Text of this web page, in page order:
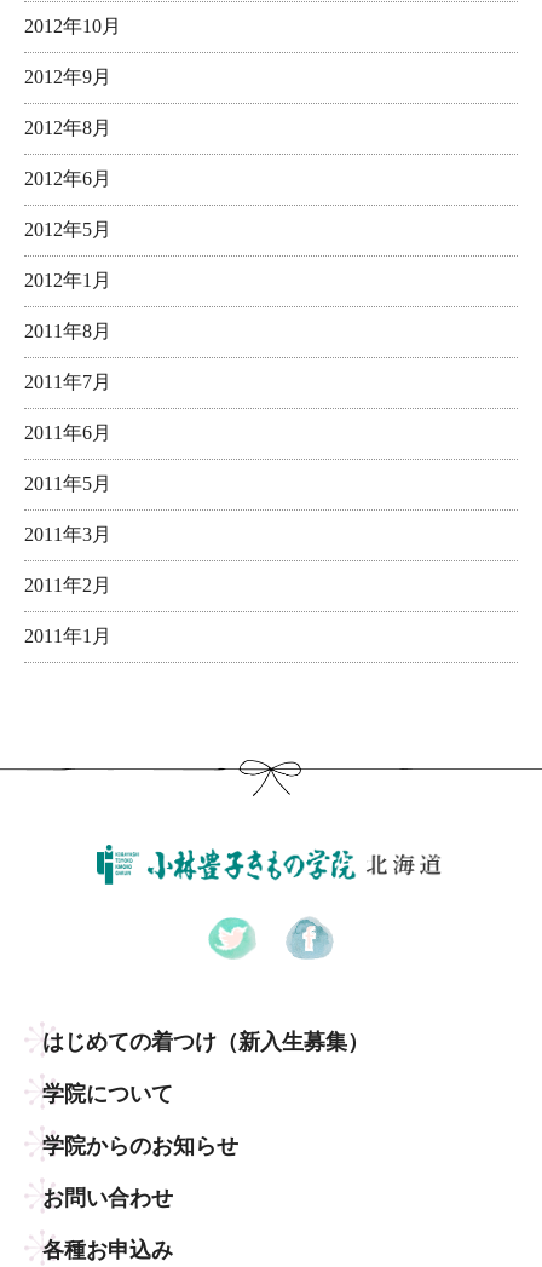
2012年10月
2012年9月
2012年8月
2012年6月
2012年5月
2012年1月
2011年8月
2011年7月
2011年6月
2011年5月
2011年3月
2011年2月
2011年1月
はじめての着つけ （新入生募集）
学院について
学院からのお知らせ
お問い合わせ
各種お申込み